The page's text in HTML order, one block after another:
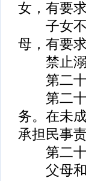
女，有要
子女不
母，有要
禁止溺
第二十
第二十
务。在未
承担民事
第二十
父母和